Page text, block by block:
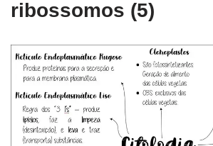
ribossomos (5)